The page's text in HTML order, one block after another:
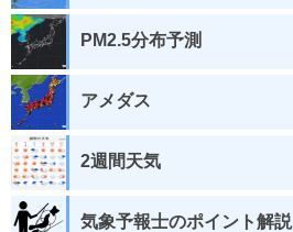
PM2.5分布予測
アメダス
2週間天気
気象予報士のポイント解説